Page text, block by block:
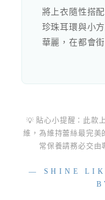
將上衣隨性搭
珍珠耳環與小
華麗，在都會
💡 貼心小提醒：此款
維，為維持蕾絲最完美
常保養請務必交由
— SHINE